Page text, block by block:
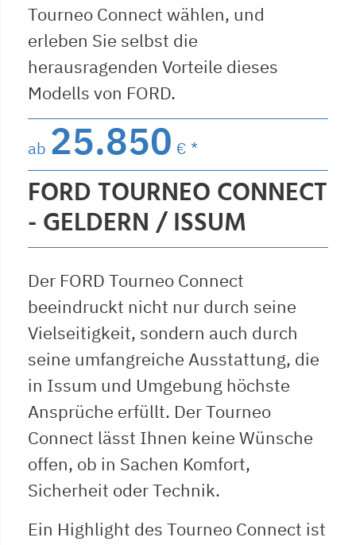
Tourneo Connect wählen, und
erleben Sie selbst die
herausragenden Vorteile dieses
Modells von FORD.
ab 25.850 € *
FORD TOURNEO CONNECT
- GELDERN / ISSUM
Der FORD Tourneo Connect
beeindruckt nicht nur durch seine
Vielseitigkeit, sondern auch durch
seine umfangreiche Ausstattung, die
in Issum und Umgebung höchste
Ansprüche erfüllt. Der Tourneo
Connect lässt Ihnen keine Wünsche
offen, ob in Sachen Komfort,
Sicherheit oder Technik.
Ein Highlight des Tourneo Connect ist